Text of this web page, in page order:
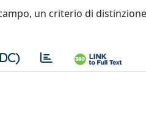
un criterio di